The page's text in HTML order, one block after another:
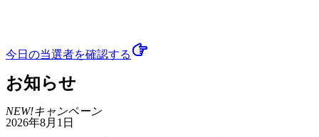
今日の当選者を確認する
お知らせ
NEW!キャンペーン
2026年8月1日